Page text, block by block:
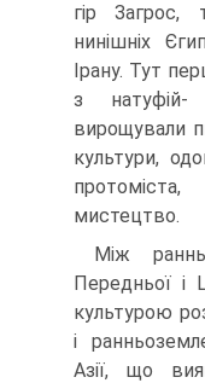
гір Загрос,
нинішніх
Ірану. Тут
з натуфій-
вирощували
культури,
мистецтво.
Між
Передньої і
культурою
і
Азії, що